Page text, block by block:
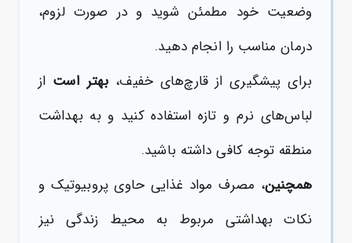
وضعیت خود مطمئن شوید و در صورت لزوم،
درمان مناسب را انجام دهید.
برای پیشگیری از قارچ‌های خفیف، بهتر است از
لباس‌های نرم و تازه استفاده کنید و به بهداشت
منطقه توجه کافی داشته باشید.
همچنین، مصرف مواد غذایی حاوی پروبیوتیک و
نکات بهداشتی مربوط به محیط زندگی نیز